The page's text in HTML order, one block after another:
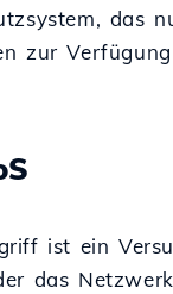
das
zur
ist ein
das